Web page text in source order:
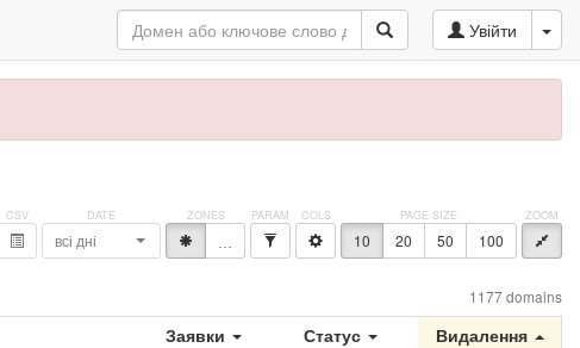
Увійти
всі дні * 10 20 50 100
1177 domains
Заявки Статус
Видалення